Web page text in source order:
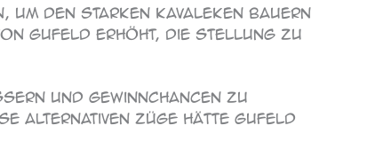
den starken Kavaleken Bauern
Gufeld erhöht, die Stellung zu
und Gewinnchancen zu
alternativen Züge hätte Gufeld